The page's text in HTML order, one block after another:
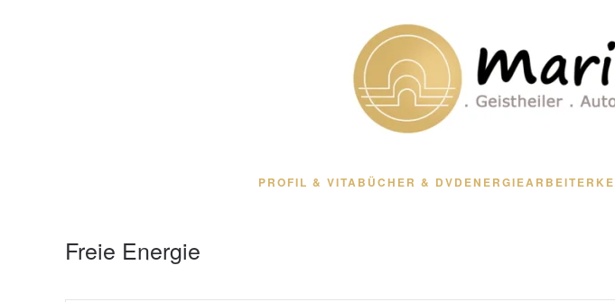
PROFIL & VITA BÜCHER & DVD ENERGIEARBEIT
Freie Energie